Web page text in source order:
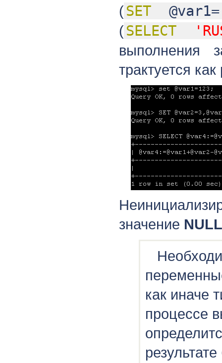
(SET @var1=
(SELECT
выполнения
трактуется
значение NULL
как иначе
процессе